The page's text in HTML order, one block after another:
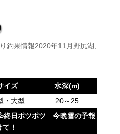
釣果情報2020年11月野尻湖
イズ
水深(m)
・大型
20～25
終日ポツポツ 今晩雪の予報
！